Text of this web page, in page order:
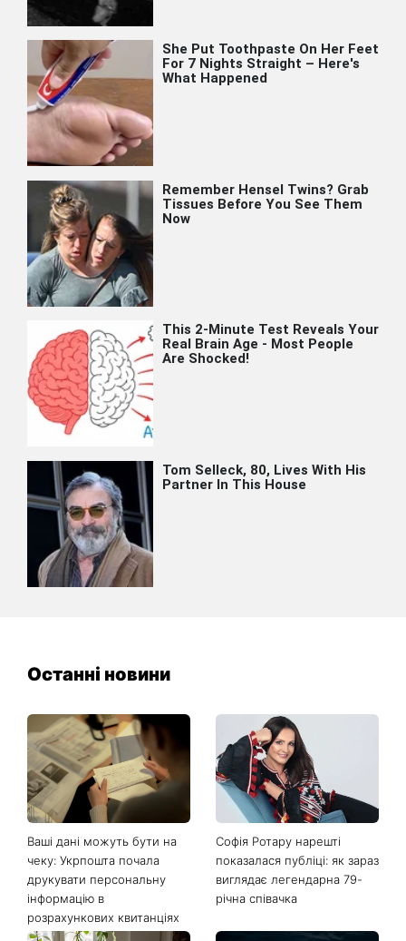
Останні новини
Ваші дані можуть бути на
чеку: Укрпошта почала
друкувати персональну
інформацію в
розрахункових квитанціях
Софія Ротару нарешті
показалася публіці: як зараз
виглядає легендарна 79-
річна співачка